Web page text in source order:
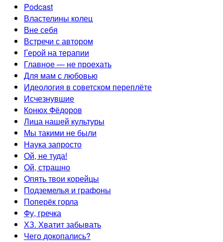
Podcast
Властелины колец
Вне себя
Встречи с автором
Герой на терапии
Главное — не проехать
Для мам с любовью
Идеология в советском переплёте
Исчезнувшие
Конюх Фёдоров
Лица нашей культуры
Мы такими не были
Наука запросто
Ой, не туда!
Ой, страшно
Опять твои корейцы
Подземелья и графоны
Поперёк горла
Фу, гречка
ХЗ. Хватит забывать
Чего докопались?